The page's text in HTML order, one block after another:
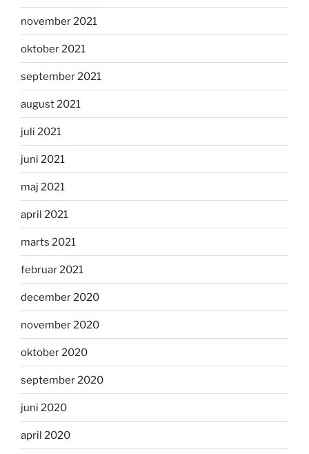
november 2021
oktober 2021
september 2021
august 2021
juli 2021
juni 2021
maj 2021
april 2021
marts 2021
februar 2021
december 2020
november 2020
oktober 2020
september 2020
juni 2020
april 2020